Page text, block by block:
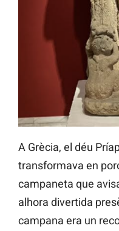
A Grècia, el déu
transformava en
campaneta que
alhora divertida
campana era un